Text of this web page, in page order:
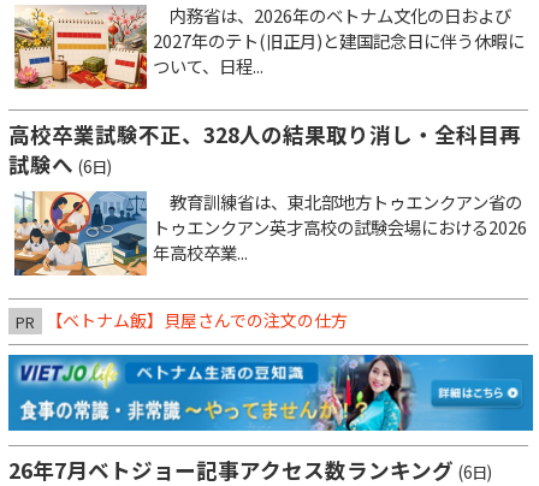
内務省は、2026年のベトナム文化の日および
2027年のテト(旧正月)と建国記念日に伴う休暇に
ついて、日程...
高校卒業試験不正、328人の結果取り消し・全科目再
試験へ (6日)
教育訓練省は、東北部地方トゥエンクアン省の
トゥエンクアン英才高校の試験会場における2026
年高校卒業...
PR 【ベトナム飯】貝屋さんでの注文の仕方
26年7月ベトジョー記事アクセス数ランキング (6日)